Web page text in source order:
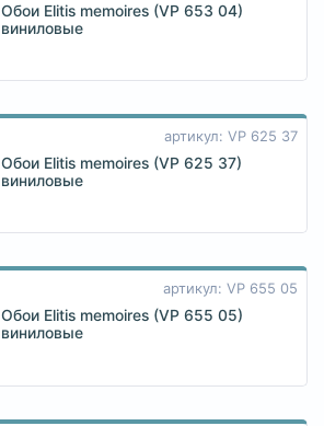
Обои Elitis memoires (VP 653 04)
виниловые
артикул: VP 625 37
Обои Elitis memoires (VP 625 37)
виниловые
артикул: VP 655 05
Обои Elitis memoires (VP 655 05)
виниловые